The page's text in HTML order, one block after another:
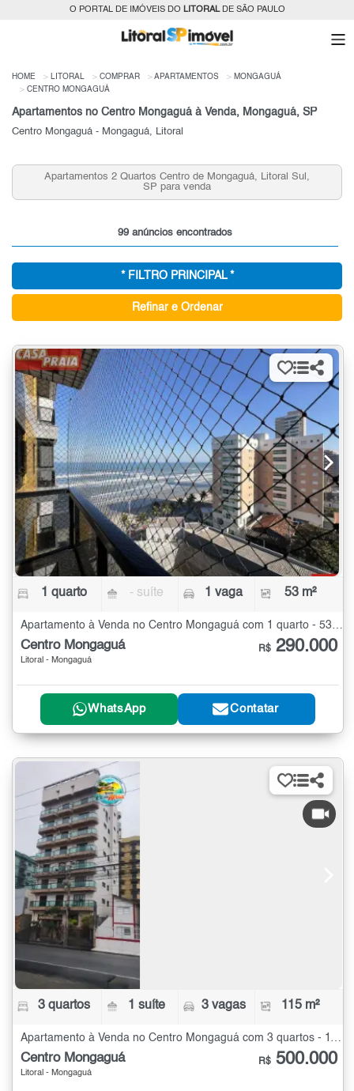
O PORTAL DE IMÓVEIS DO LITORALDE SÃO PAULO
HOME LITORAL COMPRAR APARTAMENTOS
MONGAGUÁ
CENTRO MONGAGUÁ
Apartamentos no Centro Mongaguá à Venda, Mongaguá, SP
Centro Mongaguá - Mongaguá, Litoral
Apartamentos 2 Quartos Centro de Mongaguá, Litoral Sul,
SP para venda
99 anúncios encontrados
* FILTRO PRINCIPAL *
Refinar e Ordenar
1 quarto - suíte 1 vaga 53 m²
Centro Mongaguá
Litoral - Mongaguá
R$ 290.000
WhatsApp Contatar
3 quartos 1 suíte 3 vagas 115 m²
Centro Mongaguá
Litoral - Mongaguá
R$ 500.000